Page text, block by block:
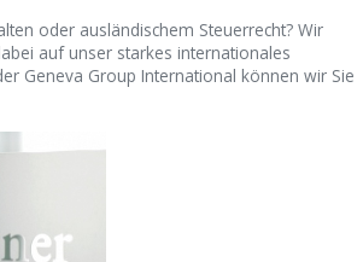
oder ausländischem Steuer­recht? Wir
auf unser starkes internationales
Geneva Group International können wir Sie